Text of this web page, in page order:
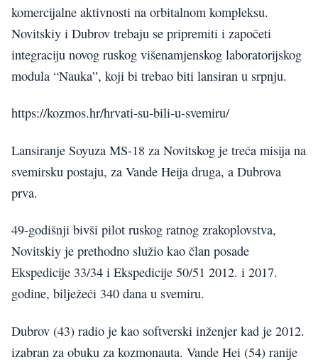
komercijalne aktivnosti na orbitalnom kompleksu.
Novitskiy i Dubrov trebaju se pripremiti i započeti
integraciju novog ruskog višenamjenskog laboratorijskog
modula “Nauka”, koji bi trebao biti lansiran u srpnju.
https://kozmos.hr/hrvati-su-bili-u-svemiru/
Lansiranje Soyuza MS-18 za Novitskog je treća misija na
svemirsku postaju, za Vande Heija druga, a Dubrova
prva.
49-godišnji bivši pilot ruskog ratnog zrakoplovstva,
Novitskiy je prethodno služio kao član posade
Ekspedicije 33/34 i Ekspedicije 50/51 2012. i 2017.
godine, bilježeći 340 dana u svemiru.
Dubrov (43) radio je kao softverski inženjer kad je 2012.
izabran za obuku za kozmonauta. Vande Hei (54) ranije